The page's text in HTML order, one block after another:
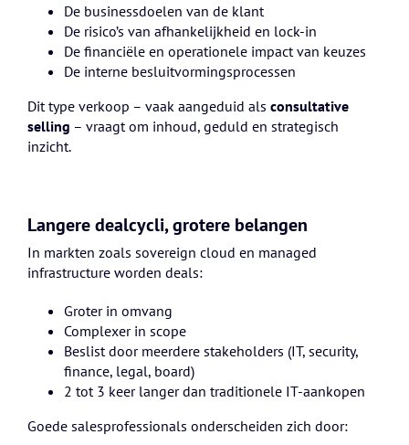
De businessdoelen van de klant
De risico’s van afhankelijkheid en lock-in
De financiële en operationele impact van keuzes
De interne besluitvormingsprocessen
Dit type verkoop – vaak aangeduid als consultative
selling – vraagt om inhoud, geduld en strategisch
inzicht.
Langere dealcycli, grotere belangen
In markten zoals sovereign cloud en managed
infrastructure worden deals:
Groter in omvang
Complexer in scope
Beslist door meerdere stakeholders (IT, security,
finance, legal, board)
2 tot 3 keer langer dan traditionele IT-aankopen
Goede salesprofessionals onderscheiden zich door: